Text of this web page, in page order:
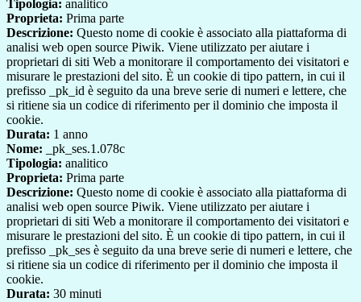
Tipologia: analitico
Proprieta: Prima parte
Descrizione: Questo nome di cookie è associato alla piattaforma di
analisi web open source Piwik. Viene utilizzato per aiutare i
proprietari di siti Web a monitorare il comportamento dei visitatori e
misurare le prestazioni del sito. È un cookie di tipo pattern, in cui il
prefisso _pk_id è seguito da una breve serie di numeri e lettere, che
si ritiene sia un codice di riferimento per il dominio che imposta il
cookie.
Durata: 1 anno
Nome: _pk_ses.1.078c
Tipologia: analitico
Proprieta: Prima parte
Descrizione: Questo nome di cookie è associato alla piattaforma di
analisi web open source Piwik. Viene utilizzato per aiutare i
proprietari di siti Web a monitorare il comportamento dei visitatori e
misurare le prestazioni del sito. È un cookie di tipo pattern, in cui il
prefisso _pk_ses è seguito da una breve serie di numeri e lettere, che
si ritiene sia un codice di riferimento per il dominio che imposta il
cookie.
Durata: 30 minuti